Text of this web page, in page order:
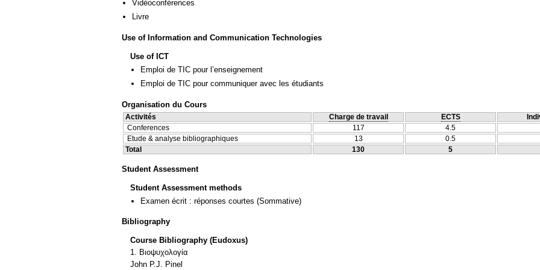
Vidéoconférences
Livre
Use of Information and Communication Technologies
Use of ICT
Emploi de TIC pour l’enseignement
Emploi de TIC pour communiquer avec les étudiants
Organisation du Cours
Activités Charge de travail ECTS
Conferences
117 4.5
Etude & analyse bibliographiques
13
0.5
Total
130 5
Student Assessment
Student Assessment methods
Examen écrit : réponses courtes (Sommative)
Bibliography
Course Bibliography (Eudoxus)
1. Βιοψυχολογία
John P.J. Pinel